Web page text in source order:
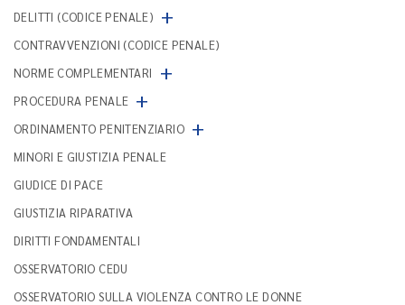
DELITTI (CODICE PENALE) +
CONTRAVVENZIONI (CODICE PENALE)
NORME COMPLEMENTARI
+
PROCEDURA PENALE +
ORDINAMENTO PENITENZIARIO +
MINORI E GIUSTIZIA PENALE
GIUDICE DI PACE
GIUSTIZIA RIPARATIVA
DIRITTI FONDAMENTALI
OSSERVATORIO CEDU
OSSERVATORIO SULLA VIOLENZA CONTRO LE DONNE